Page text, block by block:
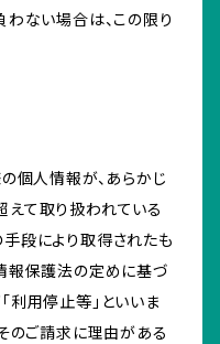
わない場合は、この限り
個人情報が、あらかじ
て取り扱われている
段により取得されたも
報保護法の定めに基づ
利用停止等」といいま
のご請求に理由がある